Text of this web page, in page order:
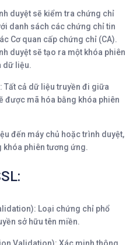
duyệt sẽ kiểm tra chứng chỉ
danh sách các chứng chỉ tin
Cơ quan cấp chứng chỉ (CA).
duyệt sẽ tạo ra một khóa phiên
dữ liệu.
Tất cả dữ liệu truyền đi giữa
được mã hóa bằng khóa phiên
đến máy chủ hoặc trình duyệt,
phiên tương ứng.
Loại chứng chỉ phổ
sở hữu tên miền.